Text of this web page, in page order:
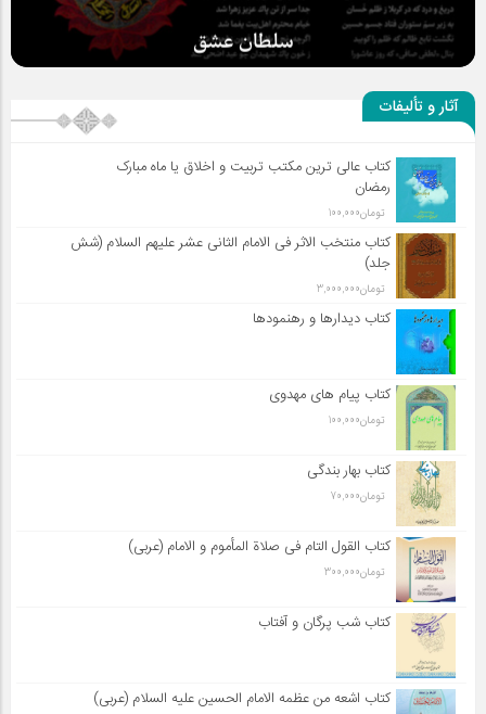
سلطان عشق
آثار و تألیفات
کتاب عالی ترین مکتب تربیت و اخلاق یا ماه مبارک
رمضان
تومان100,000
کتاب منتخب الاثر فی الامام الثانی عشر علیهم السلام (شش
جلد)
تومان3,000,000
کتاب دیدارها و رهنمودها
کتاب پیام های مهدوی
تومان100,000
کتاب بهار بندگی
تومان70,000
کتاب القول التام فی صلاة المأموم و الامام (عربی)
تومان300,000
کتاب شب پرگان و آفتاب
کتاب اشعه من عظمه الامام الحسین علیه السلام (عربی)